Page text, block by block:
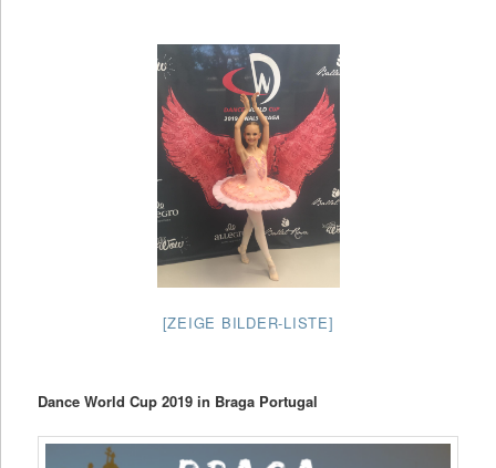
[ZEIGE BILDER-LISTE]
Dance World Cup 2019 in Braga Portugal